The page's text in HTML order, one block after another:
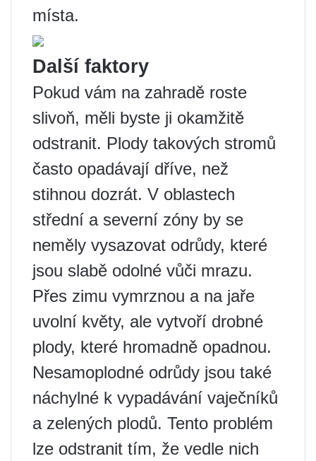
místa.
Další faktory
Pokud vám na zahradě roste
slivoň, měli byste ji okamžitě
odstranit. Plody takových stromů
často opadávají dříve, než
stihnou dozrát. V oblastech
střední a severní zóny by se
neměly vysazovat odrůdy, které
jsou slabě odolné vůči mrazu.
Přes zimu vymrznou a na jaře
uvolní květy, ale vytvoří drobné
plody, které hromadně opadnou.
Nesamoplodné odrůdy jsou také
náchylné k vypadávání vaječníků
a zelených plodů. Tento problém
lze odstranit tím, že vedle nich